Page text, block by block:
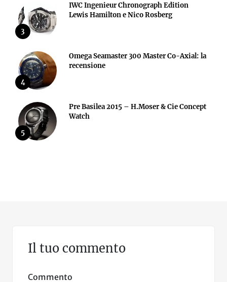
3
IWC Ingenieur Chronograph Edition
Lewis Hamilton e Nico Rosberg
4
Omega Seamaster 300 Master Co-Axial: la
recensione
5
Pre Basilea 2015 – H.Moser & Cie Concept
Watch
Il tuo commento
Commento